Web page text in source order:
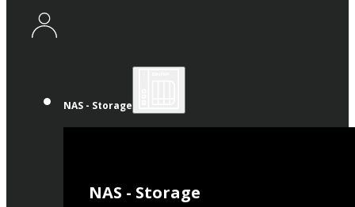
NAS - Storage
NAS - Storage